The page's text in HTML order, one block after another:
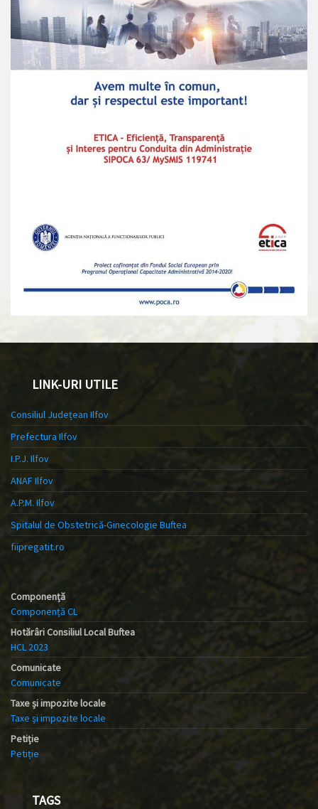
LINK-URI UTILE
Consiliul Județean Ilfov
Prefectura Ilfov
I.P.J. Ilfov
ANAF Ilfov
A.P.M. Ilfov
Spitalul de Obstetrică-Ginecologie Buftea
fiipregatit.ro
Componență
Componență CL
Hotărâri Consiliul Local Buftea
HCL 2023
Comunicate
Comunicate
Taxe și impozite locale
Taxe și impozite locale
Petiție
Petiție
TAGS